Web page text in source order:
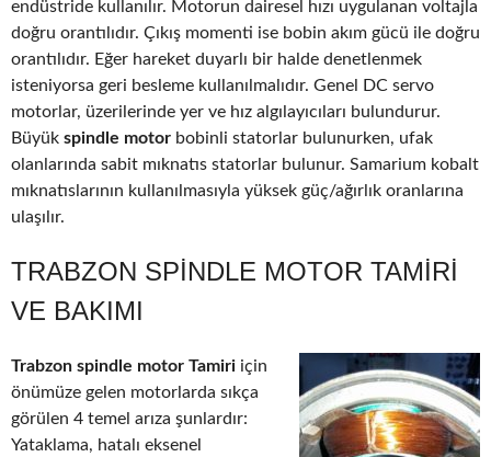
endüstride kullanılır. Motorun dairesel hızı uygulanan voltajla
doğru orantılıdır. Çıkış momenti ise bobin akım gücü ile doğru
orantılıdır. Eğer hareket duyarlı bir halde denetlenmek
isteniyorsa geri besleme kullanılmalıdır. Genel DC servo
motorlar, üzerilerinde yer ve hız algılayıcıları bulundurur.
Büyük spindle motor bobinli statorlar bulunurken, ufak
olanlarında sabit mıknatıs statorlar bulunur. Samarium kobalt
mıknatıslarının kullanılmasıyla yüksek güç/ağırlık oranlarına
ulaşılır.
TRABZON SPINDLE MOTOR TAMIRI
VE BAKIMI
Trabzon spindle motor Tamiri için
önümüze gelen motorlarda sıkça
görülen 4 temel arıza şunlardır:
Yataklama, hatalı eksenel